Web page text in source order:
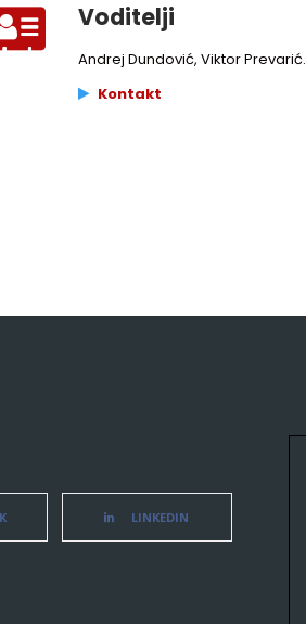
Voditelji
Andrej Dundović, Viktor Prevarić.
Kontakt
LINKEDIN